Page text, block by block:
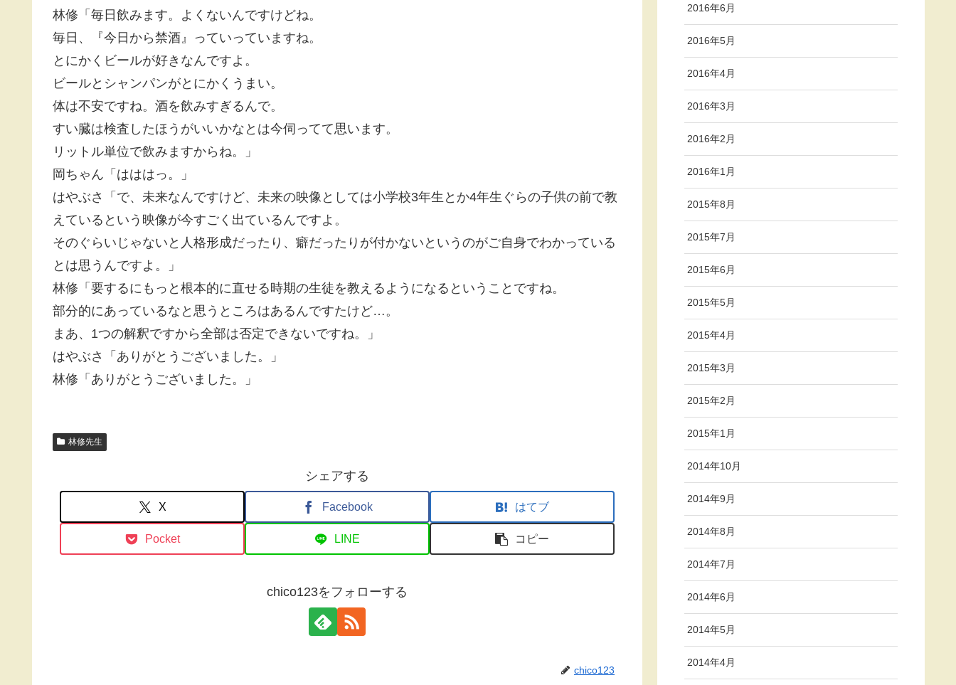
林修「毎日飲みます。よくないんですけどね。
毎日、『今日から禁酒』っていっていますね。
とにかくビールが好きなんですよ。
ビールとシャンパンがとにかくうまい。
体は不安ですね。酒を飲みすぎるんで。
すい臓は検査したほうがいいかなとは今伺ってて思います。
リットル単位で飲みますからね。」
岡ちゃん「はははっ。」
はやぶさ「で、未来なんですけど、未来の映像としては小学校3年生とか4年生ぐらの子供の前で教
えているという映像が今すごく出ているんですよ。
そのぐらいじゃないと人格形成だったり、癖だったりが付かないというのがご自身でわかっている
とは思うんですよ。」
林修「要するにもっと根本的に直せる時期の生徒を教えるようになるということですね。
部分的にあっているなと思うところはあるんですたけど…。
まあ、1つの解釈ですから全部は否定できないですね。」
はやぶさ「ありがとうございました。」
林修「ありがとうございました。」
林修先生
シェアする
X Facebook はてブ
Pocket LINE コピー
chico123をフォローする
chico123
2016年6月
2016年5月
2016年4月
2016年3月
2016年2月
2016年1月
2015年8月
2015年7月
2015年6月
2015年5月
2015年4月
2015年3月
2015年2月
2015年1月
2014年10月
2014年9月
2014年8月
2014年7月
2014年6月
2014年5月
2014年4月